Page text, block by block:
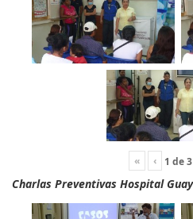
« ‹ 1 de3
Charlas Preventivas Hospital